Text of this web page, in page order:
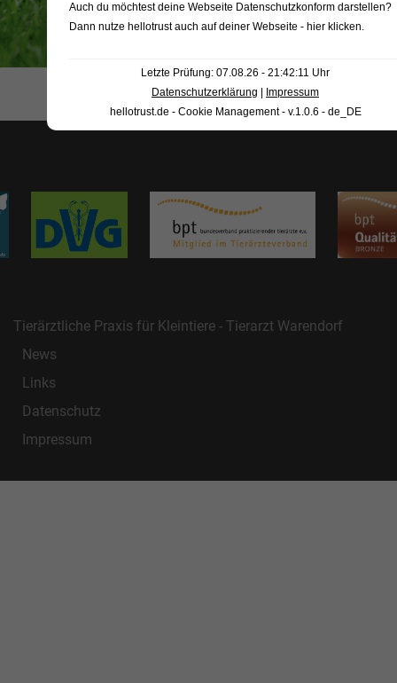
Tierärztliche Praxis für Kleintiere - Tierarzt Warendorf
News
Links
Datenschutz
Impressum
Auch du möchtest deine Webseite Datenschutzkonform darstellen?
Dann nutze hellotrust auch auf deiner Webseite - hier klicken.
Letzte Prüfung: 07.08.26 - 21:42:11 Uhr
Datenschutzerklärung
Impressum
hellotrust.de - Cookie Management - v.1.0.6 - de_DE